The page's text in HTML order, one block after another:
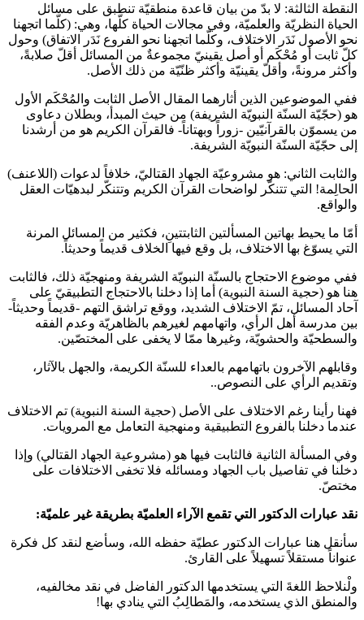
النقطة الثالثة: لا بدّ من بيان قاعدة منطقيّة تنطبق على مسائل
الحياة النظريّة والعلميّة، وفي مجالات الحياة كلّها، وهي: (كلّما اتجهنا
نحو الأصول نَدَر الاختلاف، وكلّما اتجهنا نحو الفروع نَدَر الاتفاق) وحول
كلّ ثابت أو مُحْكَم أو أصل يقينيّ مجموعةٌ من المسائل أقلّ صلابةً،
وأكثر مرونةً، وأقلّ يقينيّة وأكثر ظنّيّة من ذلك الأصل.
ففي الموضوعين الذين أثارهما المقال الأصل الثابت والمُحْكَم الأول
هو (حجّيّة السنّة النبويّة الشريفة) من حيث المبدأ، وبطلان دعاوى
من يسموّن بالقرآنيّين -زوراً وبهتاناً- فالقرآن الكريم هو من أرشدنا
إلى حجّيّة السنّة النبويّة الشريفة.
والثابت الثاني: هو مشروعيّة الجهاد القتاليّ، خلافاً لدعوات (اللاعنف)
الحالِمة! التي تتنكّر لواضحات القرآن الكريم وتتنكّر لبدهيّات العقل
والواقع.
أمّا ما يحيط بهاتين المسألتين الثابتتينِ، فكثير من المسائل المرنة
التي يسوّغ بها الاختلاف، بل وقع فيها الخلاف قديماً وحديثاً.
ففي موضوع الاحتجاج بالسنّة النبويّة الشريفة ومنهجيّة ذلك، فالثابت
هنا هو (حجية السنة النبوية) أما إذا دخلنا بالاحتجاج التطبيقيّ على
آحاد المسائل، تمّ الاختلاف الشديد، ووقع تراشق التهم -قديماً وحديثاً-
بين مدرسة أهل الرأي، واتهامهم لغيرهم بالظاهريّة وعدم الفقه
والسطحيّة والحشويّة، وغيرها ممّا لا يخفى على المختصّين.
وقابلهم الآخرون باتهامهم بالعداء للسنّة الكريمة، والجهل بالآثار،
وتقديم الرأي على النصوص..
فهنا رأينا رغم الاختلاف على الأصل (حجية السنة النبوية) تم الاختلاف
عندما دخلنا بالفروع التطبيقية ومنهجية التعامل مع المرويات.
وفي المسألة الثانية فالثابت فيها هو (مشروعية الجهاد القتالي) وإذا
دخلنا في تفاصيل باب الجهاد ومسائله فلا تخفى الاختلافات على
مختصّ.
نقد عبارات الدكتور التي تقمع الآراء العلميّة بطريقة غير علميّة:
سأنقل هنا عبارات الدكتور عطيّة حفظه الله، وسأضع لنقد كل فكرة
عنواناً مستقلاً تسهيلاً على القارئ.
ولْنلاحظ اللغةَ التي يستخدمها الدكتور الفاضل في نقد مخالفيه،
والمنطق الذي يستخدمه، والمَطالِبُ التي ينادي بها!